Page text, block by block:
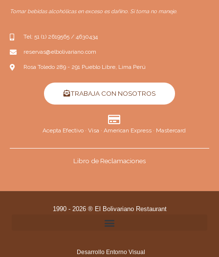
m
r
s
Tomar bebidas alcohólicas en exceso es dañino. Si toma no maneje.
Tel: 51 (1) 2619565 / 4630434
reservas@elbolivariano.com
Rosa Toledo 289 - 291 Pueblo Libre, Lima Perú
TRABAJA CON NOSOTROS
Acepta Efectivo · Visa · American Express · Mastercard
Libro de Reclamaciones
1990 - 2026 ® El Bolivariano Restaurant
Desarrollo Entorno Visual